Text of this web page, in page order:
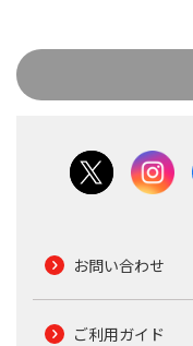
お問い合わせ
ご利用ガイド